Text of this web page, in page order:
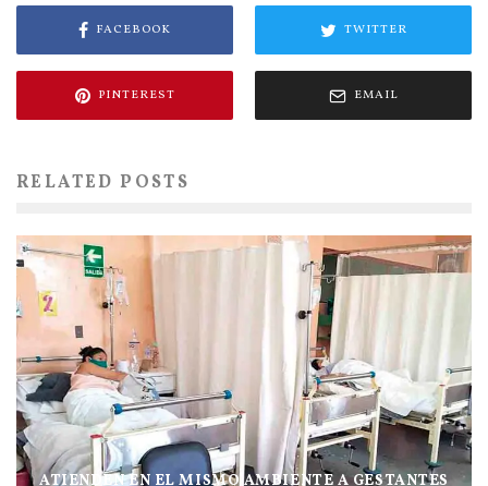
FACEBOOK TWITTER
PINTEREST EMAIL
RELATED POSTS
ATIENDEN EN EL MISMO AMBIENTE A GESTANTES